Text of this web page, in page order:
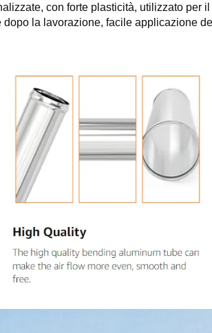
con forte plasticità, utilizzato per
la lavorazione, facile applicazione